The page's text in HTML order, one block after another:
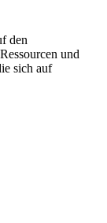
den
und
sich auf